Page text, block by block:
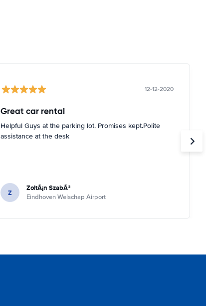
12-12-2020
Great car rental
Helpful Guys at the parking lot. Promises kept.Polite
assistance at the desk
Z ZoltÃ¡n SzabÃ³
Eindhoven Welschap Airport